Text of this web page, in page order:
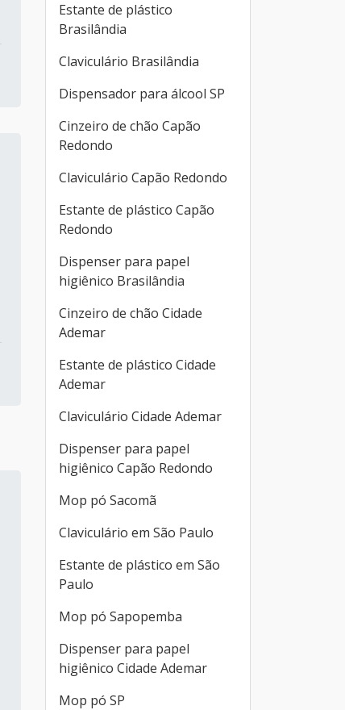
Estante de plástico
Brasilândia
Claviculário Brasilândia
Dispensador para álcool SP
Cinzeiro de chão Capão
Redondo
Claviculário Capão Redondo
Estante de plástico Capão
Redondo
Dispenser para papel
higiênico Brasilândia
Cinzeiro de chão Cidade
Ademar
Estante de plástico Cidade
Ademar
Claviculário Cidade Ademar
Dispenser para papel
higiênico Capão Redondo
Mop pó Sacomã
Claviculário em São Paulo
Estante de plástico em São
Paulo
Mop pó Sapopemba
Dispenser para papel
higiênico Cidade Ademar
Mop pó SP